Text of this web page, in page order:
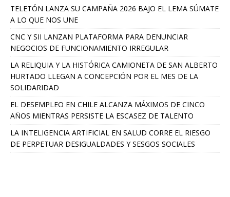
TELETÓN LANZA SU CAMPAÑA 2026 BAJO EL LEMA SÚMATE
A LO QUE NOS UNE
CNC Y SII LANZAN PLATAFORMA PARA DENUNCIAR
NEGOCIOS DE FUNCIONAMIENTO IRREGULAR
LA RELIQUIA Y LA HISTÓRICA CAMIONETA DE SAN ALBERTO
HURTADO LLEGAN A CONCEPCIÓN POR EL MES DE LA
SOLIDARIDAD
EL DESEMPLEO EN CHILE ALCANZA MÁXIMOS DE CINCO
AÑOS MIENTRAS PERSISTE LA ESCASEZ DE TALENTO
LA INTELIGENCIA ARTIFICIAL EN SALUD CORRE EL RIESGO
DE PERPETUAR DESIGUALDADES Y SESGOS SOCIALES